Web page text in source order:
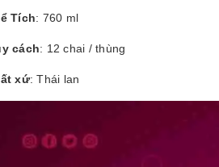
Tích: 760 ml
cách: 12 chai / thùng
xứ: Thái lan